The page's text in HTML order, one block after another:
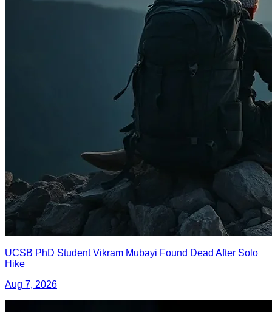
UCSB PhD Student Vikram Mubayi Found Dead After Solo
Hike
Aug 7, 2026